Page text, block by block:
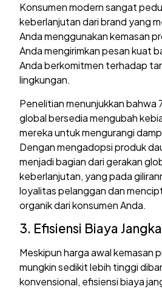
Konsumen modern sangat
keberlanjutan dari brand yang
Anda menggunakan kemasan
Anda mengirimkan pesan kuat
Anda berkomitmen terhadap
lingkungan.
Penelitian menunjukkan bahwa
global bersedia mengubah
mereka untuk mengurangi
Dengan mengadopsi produk
menjadi bagian dari gerakan
keberlanjutan, yang pada
loyalitas pelanggan dan
organik dari konsumen Anda.
3. Efisiensi Biaya
Meskipun harga awal kemasan
mungkin sedikit lebih tinggi
konvensional, efisiensi biaya